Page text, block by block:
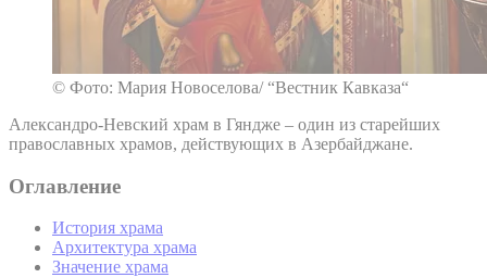
© Фото: Мария Новоселова/ “Вестник Кавказа“
Александро-Невский храм в Гяндже – один из старейших
православных храмов, действующих в Азербайджане.
Оглавление
История храма
Архитектура храма
Значение храма